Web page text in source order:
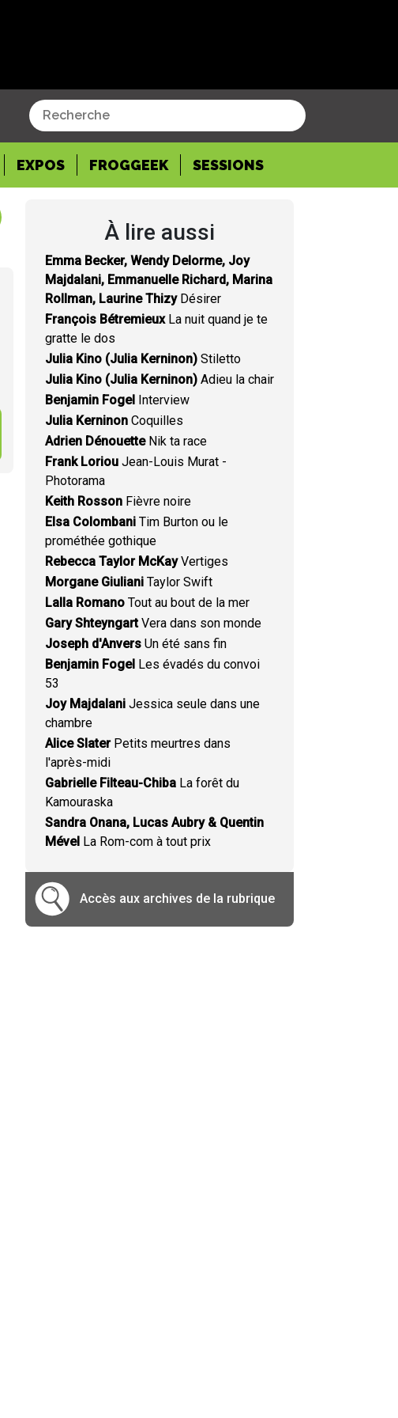
EXPOS FROGGEEK SESSIONS
À lire aussi
Emma Becker, Wendy Delorme, Joy
Majdalani, Emmanuelle Richard, Marina
Rollman, Laurine ThizyDésirer
François BétremieuxLa nuit quand je te
gratte le dos
Julia Kino (Julia Kerninon) Stiletto
Julia Kino (Julia Kerninon) Adieu la chair
Benjamin Fogel Interview
Julia Kerninon Coquilles
Adrien DénouetteNik ta race
Frank Loriou Jean-Louis Murat -
Photorama
Keith Rosson Fièvre noire
Elsa Colombani Tim Burton ou le
prométhée gothique
Rebecca Taylor McKayVertiges
Morgane Giuliani Taylor Swift
Lalla Romano Tout au bout de la mer
Gary ShteyngartVera dans son monde
Joseph d'Anvers Un été sans fin
Benjamin Fogel Les évadés du convoi
53
Joy Majdalani Jessica seule dans une
chambre
Alice SlaterPetits meurtres dans
l'après-midi
Gabrielle Filteau-Chiba La forêt du
Kamouraska
Sandra Onana, Lucas Aubry & Quentin
Mével La Rom-com à tout prix
Accès aux archives de la rubrique